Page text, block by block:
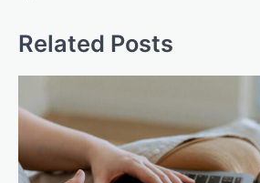
Related Posts